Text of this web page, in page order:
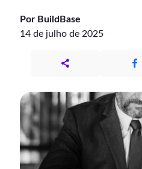
Por BuildBase
14 de julho de 2025